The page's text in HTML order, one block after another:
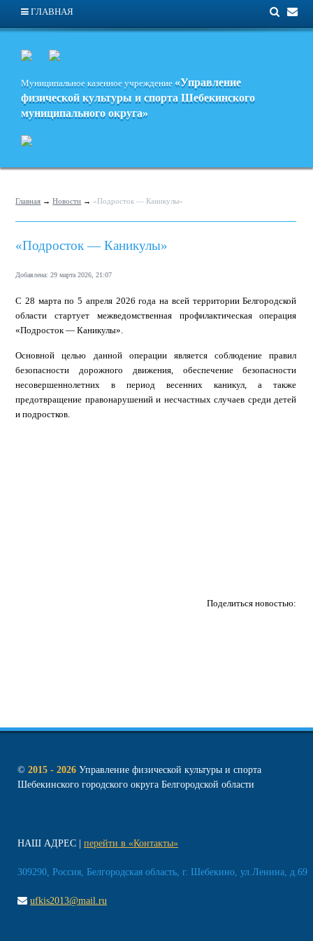
ГЛАВНАЯ
Муниципальное казенное учреждение «Управление
физической культуры и спорта Шебекинского
муниципального округа»
Главная →Новости → «Подросток — Каникулы»
«Подросток — Каникулы»
Добавлена: 29 марта 2026, 21:07
️С 28 марта по 5 апреля 2026 года на всей территории Белгородской
области стартует межведомственная профилактическая операция
«Подросток — Каникулы».
Основной целью данной операции является соблюдение правил
безопасности дорожного движения, обеспечение безопасности
несовершеннолетних в период весенних каникул, а также
предотвращение правонарушений и несчастных случаев среди детей
и подростков.
Поделиться новостью:
© 2015 - 2026 Управление физической культуры и спорта
Шебекинского городского округа Белгородской области
НАШ АДРЕС перейти в «Контакты»
309290, Россия, Белгородская область, г. Шебекино, ул.Ленина, д.69
ufkis2013@mail.ru